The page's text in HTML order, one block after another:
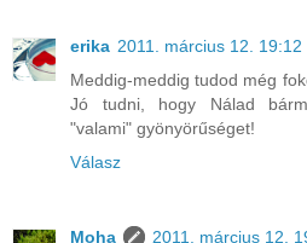
erika 2011. március 12. 19:12
Meddig-meddig tudod még
Jó tudni, hogy Nálad
"valami" gyönyörűséget!
Válasz
Moha
2011. március 12.